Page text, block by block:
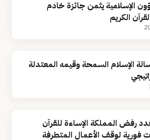
الإسلامية يثمن جائزة خادم
الكريم
الإسلام السمحة وقيمه المعتدلة
رفض المملكة الإساءة للقرآن
فورية لوقف الأعمال المتطرفة